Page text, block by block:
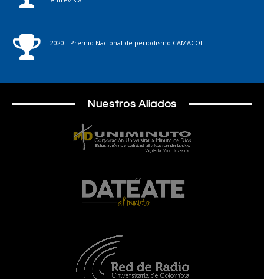
2020 - Premio Nacional de periodismo CAMACOL
Nuestros Aliados